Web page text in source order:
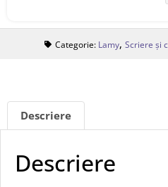
Categorie: Lamy, Scriere și
Descriere
Descriere